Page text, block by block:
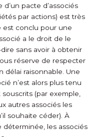
pacte d’associés
par actions) est très
est conclu pour une
a le droit de le
sans avoir à obtenir
réserve de respecter
délai raisonnable. Une
n’est alors plus tenu
souscrits (par exemple,
autres associés les
souhaite céder). À
déterminée, les associés